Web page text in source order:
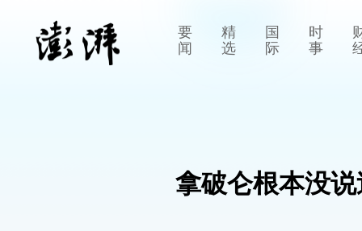
要
闻
精
选
国
际
时
事
拿破仑根本没